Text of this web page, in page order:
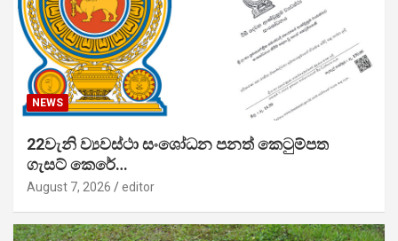
NEWS
22වැනි ව්‍යවස්ථා සංශෝධන පනත් කෙටුම්පත
ගැසට් කෙරේ…
August 7, 2026 editor